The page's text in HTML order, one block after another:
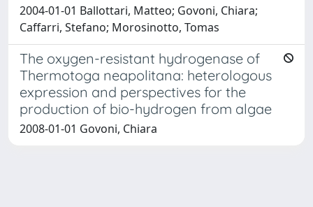
2004-01-01 Ballottari, Matteo; Govoni, Chiara;
Caffarri, Stefano; Morosinotto, Tomas
The oxygen-resistant hydrogenase of
Thermotoga neapolitana: heterologous
expression and perspectives for the
production of bio-hydrogen from algae
2008-01-01 Govoni, Chiara